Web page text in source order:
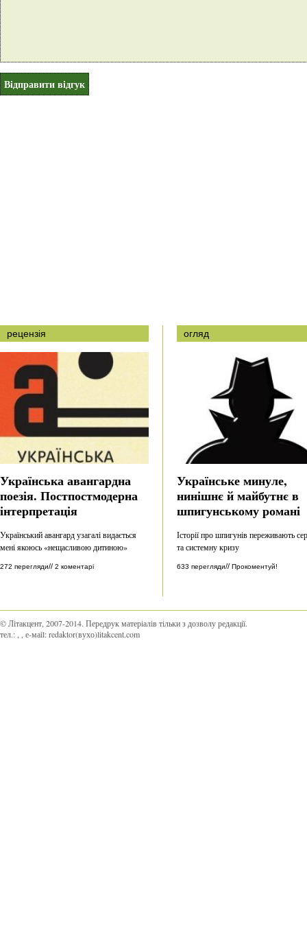
рецензія
Українська авангардна
поезія. Постпостмодерна
інтерпретація
Український авангард узагалі видається
мені якоюсь «нещасливою дитиною»
272 перегляди// 2 коментарі
огляд
Українське минуле,
нинішнє й майбутнє в
шпигунському романі
Історії про шпигунів переживають
та системну кризу
633 перегляди// Прокоментуй!
© Літакцент, 2007-2014. Передрук матеріалів тільки з дозволу редакції.
тел.:
, е-маіl:redaktor(вухо)litakcent.com